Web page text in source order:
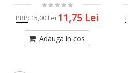
PRP: 15,00 Lei 11,75 Lei
Adauga in cos